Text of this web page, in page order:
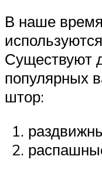
В наше
Существуют
популярных
штор: